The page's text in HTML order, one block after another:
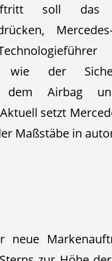
soll das
wie der
dem Airbag
setzt
Maßstäbe in
neue